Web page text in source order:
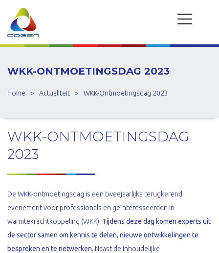
WKK-ONTMOETINGSDAG 2023
Home > Actualiteit > WKK-Ontmoetingsdag 2023
WKK-ONTMOETINGSDAG
2023
De WKK-ontmoetingsdag is een tweejaarlijks terugkerend
evenement voor professionals en geïnteresseerden in
warmtekrachtkoppeling (WKK). Tijdens deze dag komen experts uit
de sector samen om kennis te delen, nieuwe ontwikkelingen te
bespreken en te netwerken. Naast de inhoudelijke